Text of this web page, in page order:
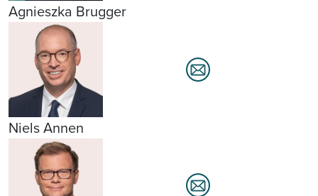
Agnieszka Brugger
Niels Annen